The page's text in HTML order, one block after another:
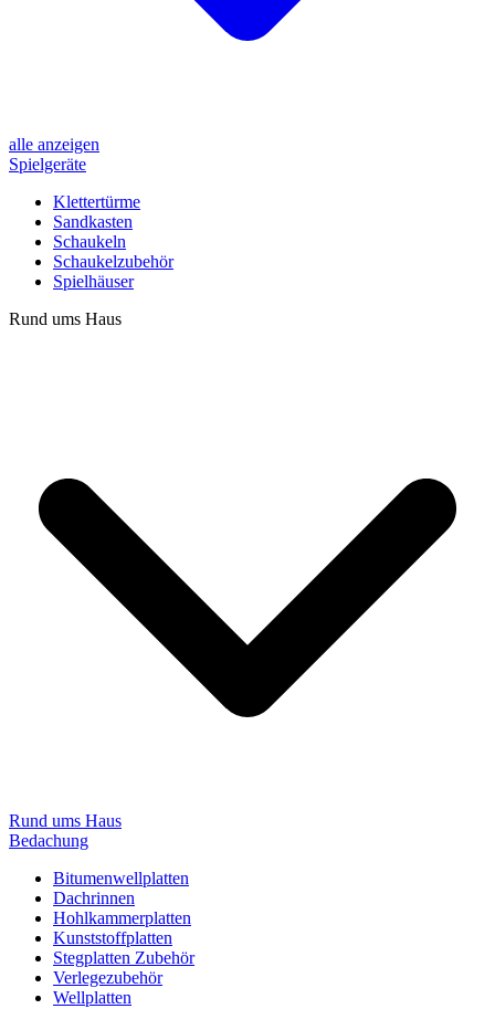
alle anzeigen
Spielgeräte
Klettertürme
Sandkasten
Schaukeln
Schaukelzubehör
Spielhäuser
Rund ums Haus
Rund ums Haus
Bedachung
Bitumenwellplatten
Dachrinnen
Hohlkammerplatten
Kunststoffplatten
Stegplatten Zubehör
Verlegezubehör
Wellplatten